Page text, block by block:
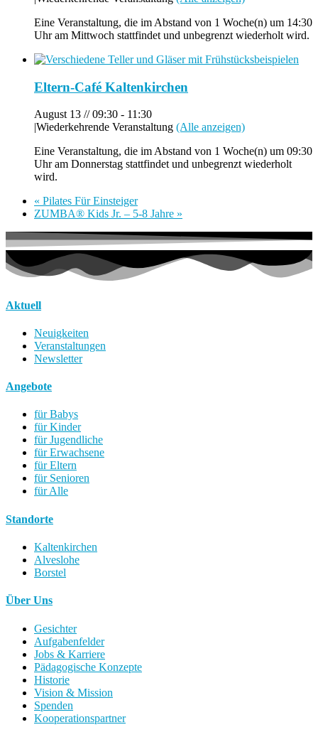
Eine Veranstaltung, die im Abstand von 1 Woche(n) um 14:30
Uhr am Mittwoch stattfindet und unbegrenzt wiederholt wird.
Eltern-Café Kaltenkirchen
August 13 // 09:30 - 11:30
|Wiederkehrende Veranstaltung (Alle anzeigen)
Eine Veranstaltung, die im Abstand von 1 Woche(n) um 09:30
Uhr am Donnerstag stattfindet und unbegrenzt wiederholt
wird.
« Pilates Für Einsteiger
ZUMBA® Kids Jr. – 5-8 Jahre »
Aktuell
Neuigkeiten
Veranstaltungen
Newsletter
Angebote
für Babys
für Kinder
für Jugendliche
für Erwachsene
für Eltern
für Senioren
für Alle
Standorte
Kaltenkirchen
Alveslohe
Borstel
Über Uns
Gesichter
Aufgabenfelder
Jobs & Karriere
Pädagogische Konzepte
Historie
Vision & Mission
Spenden
Kooperationspartner